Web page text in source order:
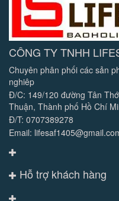
CÔNG TY TNHH
Chuyên phân phối các sản
nghiêp
Đ/C: 149/120 đường Tân
Thuận, Thành phố Hồ Chí
Đ/T: 0707389278
Email:
Hỗ trợ khách hàng